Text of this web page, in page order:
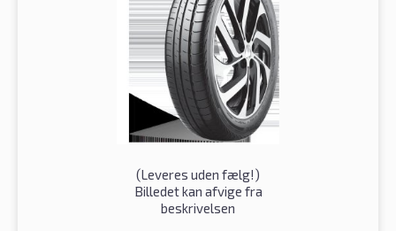
(Leveres uden fælg!)
Billedet kan afvige fra
beskrivelsen